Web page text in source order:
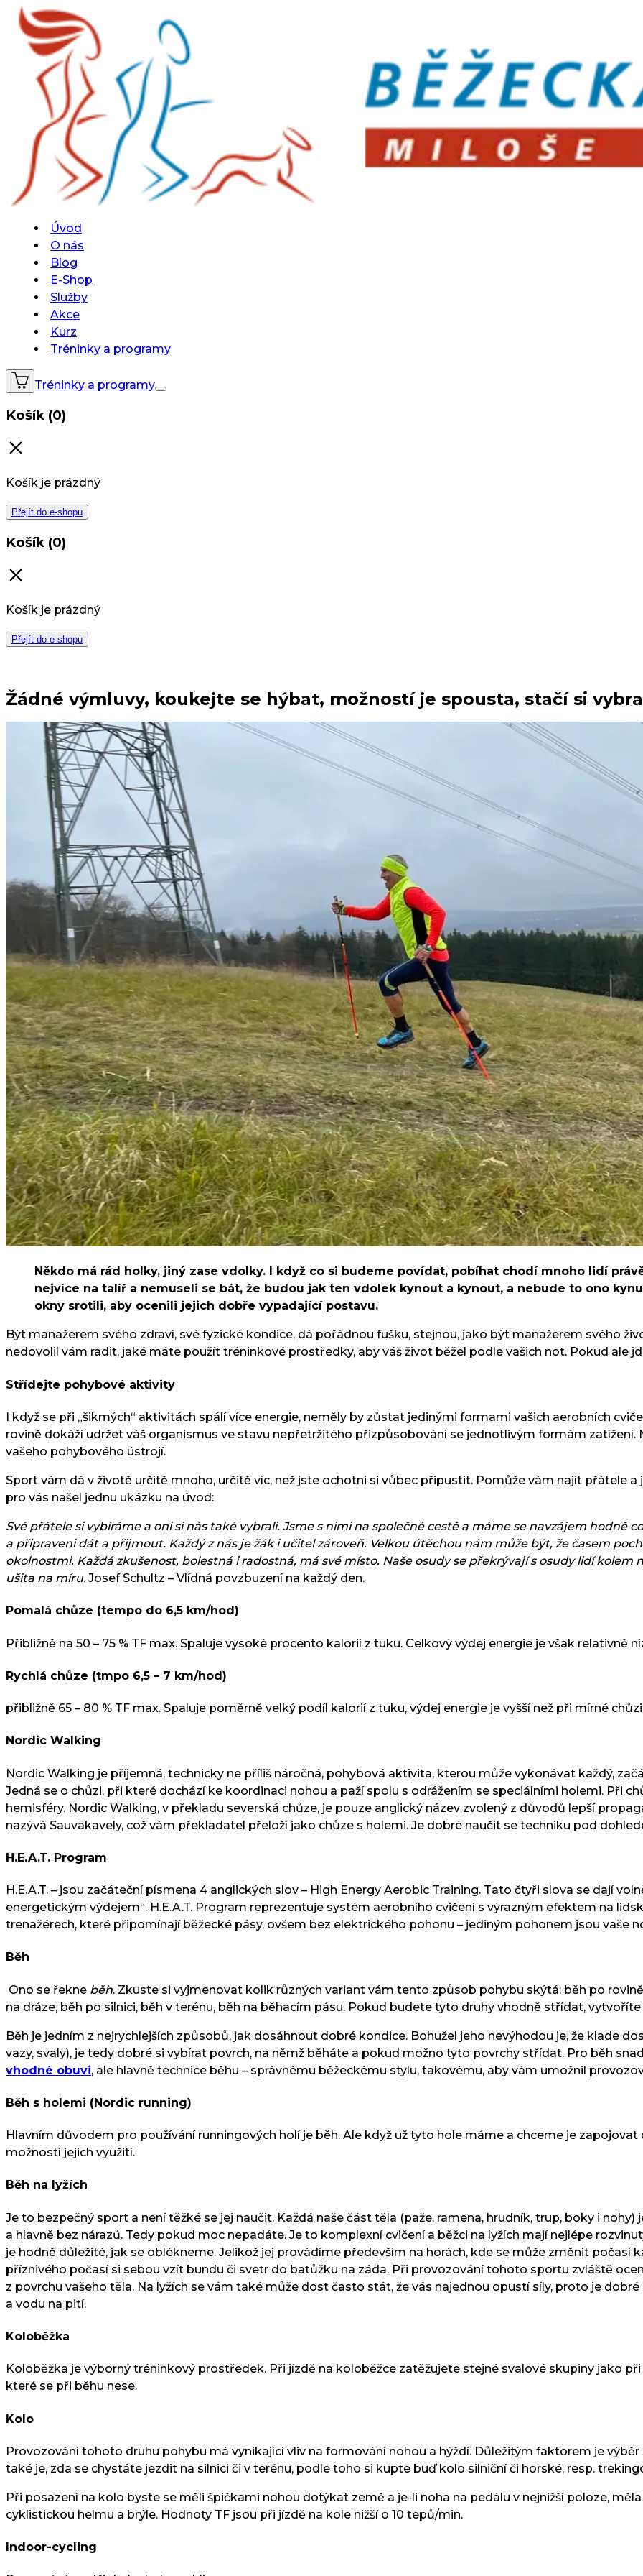
Úvod
O nás
Blog
E-Shop
Služby
Akce
Kurz
Tréninky a programy
Tréninky a programy
Košík (0)
Košík je prázdný
Přejít do e-shopu
Košík (0)
Košík je prázdný
Přejít do e-shopu
Žádné výmluvy, koukejte se hýbat, možností je spousta, stačí si
Někdo má rád holky, jiný zase vdolky. I když co si budeme povídat, pobíhat chodí mnoho lidí
nejvíce na talíř a nemuseli se bát, že budou jak ten vdolek kynout a kynout, a nebude to ono
okny srotili, aby ocenili jejich dobře vypadající postavu.
Být manažerem svého zdraví, své fyzické kondice, dá pořádnou fušku, stejnou, jako být manažerem svého
nedovolil vám radit, jaké máte použít tréninkové prostředky, aby váš život běžel podle vašich not. Pokud ale
Střídejte pohybové aktivity
I když se při „šikmých“ aktivitách spálí více energie, neměly by zůstat jedinými formami vašich aerobních
rovině dokáží udržet váš organismus ve stavu nepřetržitého přizpůsobování se jednotlivým formám
vašeho pohybového ústrojí.
Sport vám dá v životě určitě mnoho, určitě víc, než jste ochotni si vůbec připustit. Pomůže vám najít přátele
pro vás našel jednu ukázku na úvod:
Své přátele si vybíráme a oni si nás také vybrali. Jsme s nimi na společné cestě a máme se navzájem hodně
a připraveni dát a přijmout. Každý z nás je žák i učitel zároveň. Velkou útěchou nám může být, že časem
okolnostmi. Každá zkušenost, bolestná i radostná, má své místo. Naše osudy se překrývají s osudy lidí kolem
ušita na míru. Josef Schultz – Vlídná povzbuzení na každý den.
Pomalá chůze (tempo do 6,5 km/hod)
Přibližně na 50 – 75 % TF max. Spaluje vysoké procento kalorií z tuku. Celkový výdej energie je však relativně
Rychlá chůze (tmpo 6,5 – 7 km/hod)
přibližně 65 – 80 % TF max. Spaluje poměrně velký podíl kalorií z tuku, výdej energie je vyšší než při mírné
Nordic Walking
Nordic Walking je příjemná, technicky ne příliš náročná, pohybová aktivita, kterou může vykonávat každý,
Jedná se o chůzi, při které dochází ke koordinaci nohou a paží spolu s odrážením se speciálními holemi. Při
hemisféry. Nordic Walking, v překladu severská chůze, je pouze anglický název zvolený z důvodů lepší
nazývá Sauväkavely, což vám překladatel přeloží jako chůze s holemi. Je dobré naučit se techniku pod
H.E.A.T. Program
H.E.A.T. – jsou začáteční písmena 4 anglických slov – High Energy Aerobic Training. Tato čtyři slova se dají
energetickým výdejem“. H.E.A.T. Program reprezentuje systém aerobního cvičení s výrazným efektem na
trenažérech, které připomínají běžecké pásy, ovšem bez elektrického pohonu – jediným pohonem jsou vaše
Běh
Ono se řekne běh. Zkuste si vyjmenovat kolik různých variant vám tento způsob pohybu skýtá: běh po
na dráze, běh po silnici, běh v terénu, běh na běhacím pásu. Pokud budete tyto druhy vhodně střídat,
Běh je jedním z nejrychlejších způsobů, jak dosáhnout dobré kondice. Bohužel jeho nevýhodou je, že klade
vazy, svaly), je tedy dobré si vybírat povrch, na němž běháte a pokud možno tyto povrchy střídat. Pro běh
vhodné obuvi, ale hlavně technice běhu – správnému běžeckému stylu, takovému, aby vám umožnil
Běh s holemi (Nordic running)
Hlavním důvodem pro používání runningových holí je běh. Ale když už tyto hole máme a chceme je
možností jejich využití.
Běh na lyžích
Je to bezpečný sport a není těžké se jej naučit. Každá naše část těla (paže, ramena, hrudník, trup, boky i
a hlavně bez nárazů. Tedy pokud moc nepadáte. Je to komplexní cvičení a běžci na lyžích mají nejlépe
je hodně důležité, jak se oblékneme. Jelikož jej provádíme především na horách, kde se může změnit počasí
příznivého počasí si sebou vzít bundu či svetr do batůžku na záda. Při provozování tohoto sportu zvláště
z povrchu vašeho těla. Na lyžích se vám také může dost často stát, že vás najednou opustí síly, proto je
a vodu na pití.
Koloběžka
Koloběžka je výborný tréninkový prostředek. Při jízdě na koloběžce zatěžujete stejné svalové skupiny jako
které se při běhu nese.
Kolo
Provozování tohoto druhu pohybu má vynikající vliv na formování nohou a hýždí. Důležitým faktorem je
také je, zda se chystáte jezdit na silnici či v terénu, podle toho si kupte buď kolo silniční či horské, resp.
Při posazení na kolo byste se měli špičkami nohou dotýkat země a je-li noha na pedálu v nejnižší poloze,
cyklistickou helmu a brýle. Hodnoty TF jsou při jízdě na kole nižší o 10 tepů/min.
Indoor-cycling